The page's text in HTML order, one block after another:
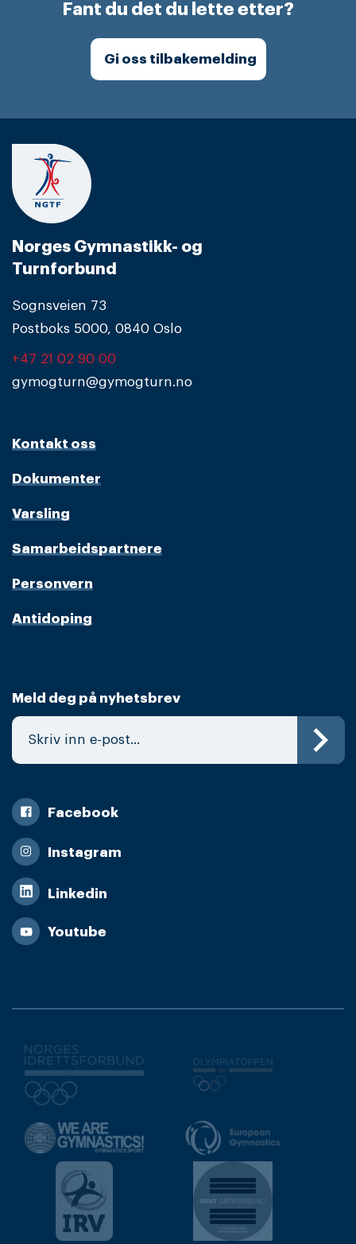
Fant du det du lette etter?
Gi oss tilbakemelding
Norges Gymnastikk- og
Turnforbund
Sognsveien 73
Postboks 5000, 0840 Oslo
+47 21 02 90 00
gymogturn@gymogturn.no
Kontakt oss
Dokumenter
Varsling
Samarbeidspartnere
Personvern
Antidoping
Meld deg på nyhetsbrev
Facebook
Instagram
Linkedin
Youtube